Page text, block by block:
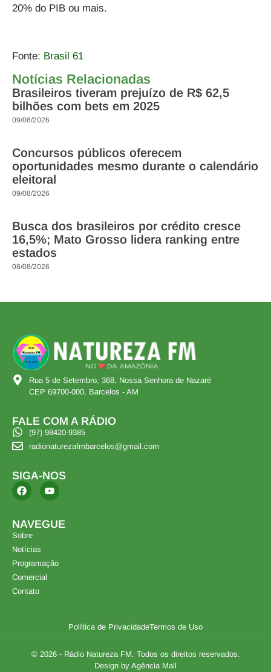
20% do PIB ou mais.
Fonte: Brasil 61
Notícias Relacionadas
Brasileiros tiveram prejuízo de R$ 62,5
bilhões com bets em 2025
09/08/2026
Concursos públicos oferecem
oportunidades mesmo durante o calendário
eleitoral
09/08/2026
Busca dos brasileiros por crédito cresce
16,5%; Mato Grosso lidera ranking entre
estados
08/08/2026
Rua 5 de Setembro, 368, Nossa Senhora de Nazaré
CEP 69700-000, Barcelos - AM
FALE COM A RÁDIO
(97) 98420-9385
radionaturezafmbarcelos@gmail.com
SIGA-NOS
NAVEGUE
Sobre
Notícias
Programação
Comercial
Contato
Política de PrivacidadeTermos de Uso
© 2026 - Rádio Natureza FM. Todos os direitos reservados.
Design by Agência Mall